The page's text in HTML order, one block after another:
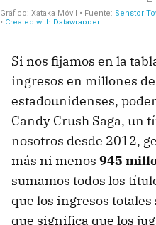
Si nos fijamos en la
ingresos en millones
estadounidenses,
Candy Crush Saga, un
nosotros desde 2012,
más ni menos 945
sumamos todos los
que los ingresos
que significa que los